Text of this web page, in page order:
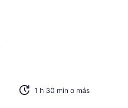
1 h 30 min o más